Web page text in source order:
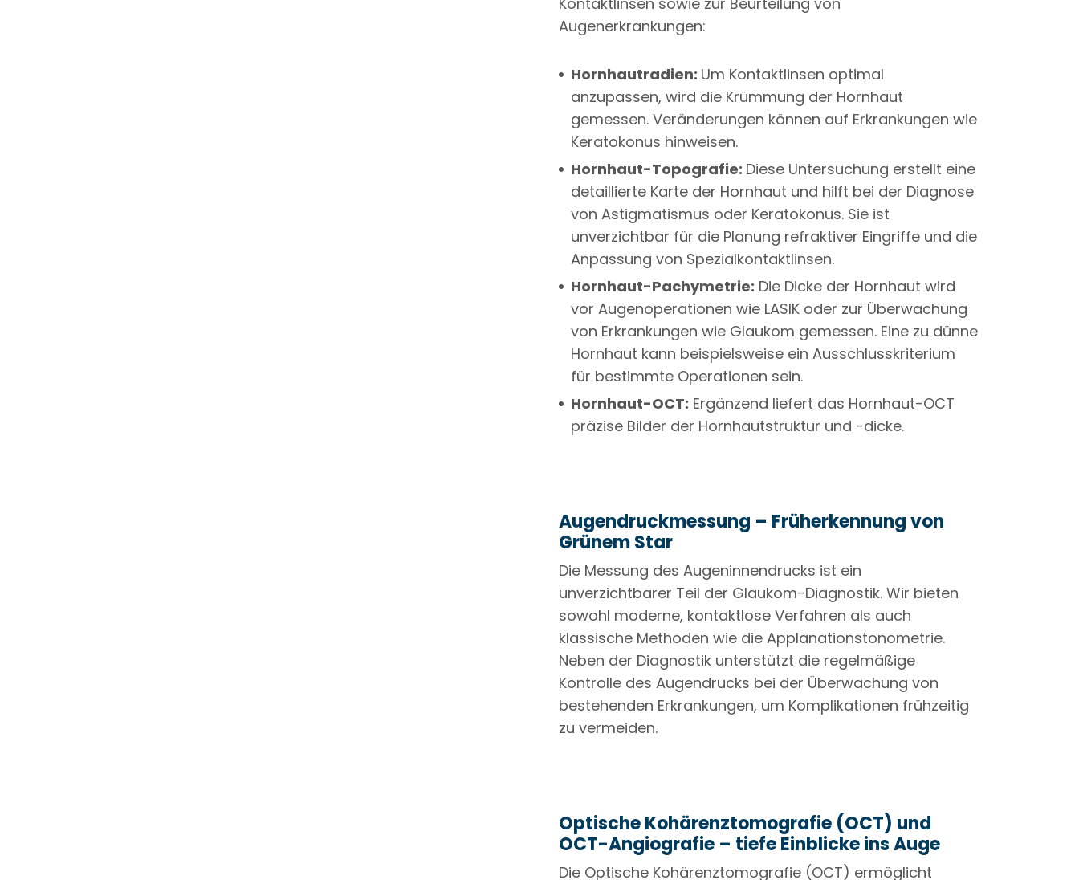
Augenerkrankungen:
Hornhautradien: Um Kontaktlinsen optimal
anzupassen, wird die Krümmung der Hornhaut
gemessen. Veränderungen können auf Erkrankungen wie
Keratokonus hinweisen.
Hornhaut-Topografie: Diese Untersuchung erstellt eine
detaillierte Karte der Hornhaut und hilft bei der Diagnose
von Astigmatismus oder Keratokonus. Sie ist
unverzichtbar für die Planung refraktiver Eingriffe und die
Anpassung von Spezialkontaktlinsen.
Hornhaut-Pachymetrie: Die Dicke der Hornhaut wird
vor Augenoperationen wie LASIK oder zur Überwachung
von Erkrankungen wie Glaukom gemessen. Eine zu dünne
Hornhaut kann beispielsweise ein Ausschlusskriterium
für bestimmte Operationen sein.
Hornhaut-OCT: Ergänzend liefert das Hornhaut-OCT
präzise Bilder der Hornhautstruktur und -dicke.
Augendruckmessung – Früherkennung von
Grünem Star
Die Messung des Augeninnendrucks ist ein
unverzichtbarer Teil der Glaukom-Diagnostik. Wir bieten
sowohl moderne, kontaktlose Verfahren als auch
klassische Methoden wie die Applanationstonometrie.
Neben der Diagnostik unterstützt die regelmäßige
Kontrolle des Augendrucks bei der Überwachung von
bestehenden Erkrankungen, um Komplikationen frühzeitig
zu vermeiden.
Optische Kohärenztomografie (OCT) und
OCT-Angiografie – tiefe Einblicke ins Auge
Die Optische Kohärenztomografie (OCT) ermöglicht